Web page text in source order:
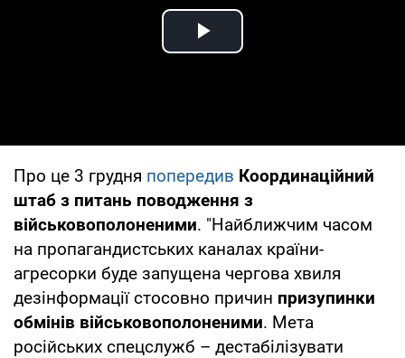
Play Video
Про це 3 грудня попередив Координаційний
штаб з питань поводження з
військовополоненими. "Найближчим часом
на пропагандистських каналах країни-
агресорки буде запущена чергова хвиля
дезінформації стосовно причин призупинки
обмінів військовополоненими. Мета
російських спецслужб – дестабілізувати